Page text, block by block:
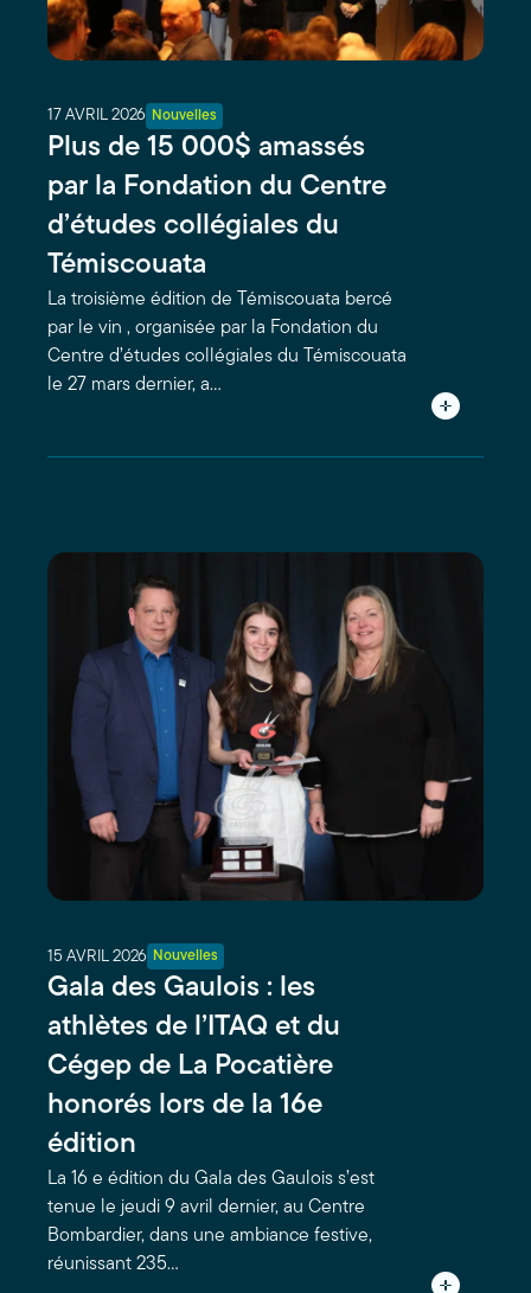
17 AVRIL 2026 Nouvelles
Plus de 15 000$ amassés
par la Fondation du Centre
d’études collégiales du
Témiscouata
La troisième édition de Témiscouata bercé
par le vin , organisée par la Fondation du
Centre d’études collégiales du Témiscouata
le 27 mars dernier, a…
15 AVRIL 2026 Nouvelles
Gala des Gaulois : les
athlètes de l’ITAQ et du
Cégep de La Pocatière
honorés lors de la 16e
édition
La 16 e édition du Gala des Gaulois s’est
tenue le jeudi 9 avril dernier, au Centre
Bombardier, dans une ambiance festive,
réunissant 235…